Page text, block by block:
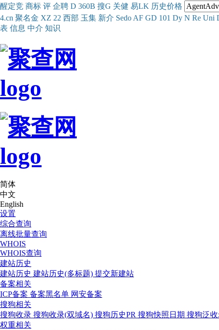
醒定竞 商标 评 企聘 D 360B 搜G 关健 易LK 历史价格
4.cn 聚名金 XZ 22 西部 玉集 新介 Sedo AF GD 101 Dy N Re Uni
表 信息 中介 知识